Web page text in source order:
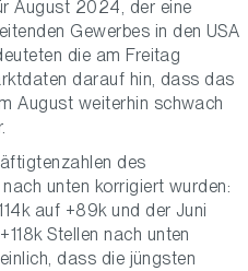
August 2024, der eine
Gewerbes in den USA
die am Freitag
darauf hin, dass das
August weiterhin schwach
des
unten korrigiert wurden:
auf +89k und der Juni
Stellen nach unten
dass die jüngsten